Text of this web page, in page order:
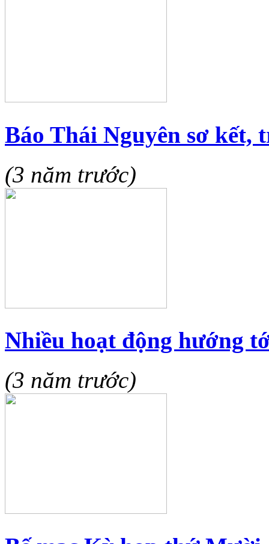
Báo Thái Nguyên sơ kết,
(3 năm trước)
Nhiều hoạt động hướng
(3 năm trước)